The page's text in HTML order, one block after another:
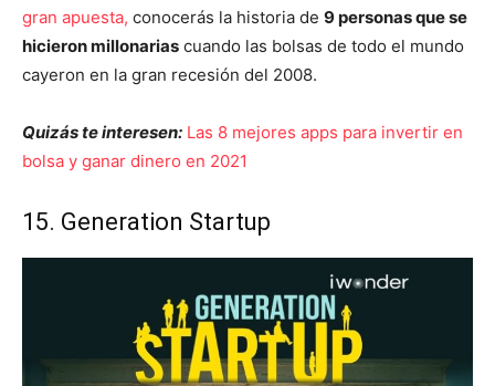
gran apuesta, conocerás la historia de 9 personas que se
hicieron millonarias cuando las bolsas de todo el mundo
cayeron en la gran recesión del 2008.
Quizás te interesen: Las 8 mejores apps para invertir en
bolsa y ganar dinero en 2021
15. Generation Startup